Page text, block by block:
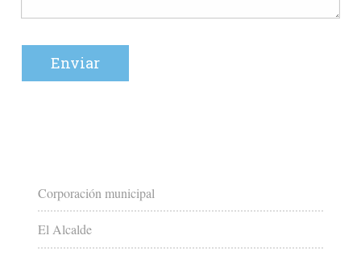
Corporación municipal
El Alcalde